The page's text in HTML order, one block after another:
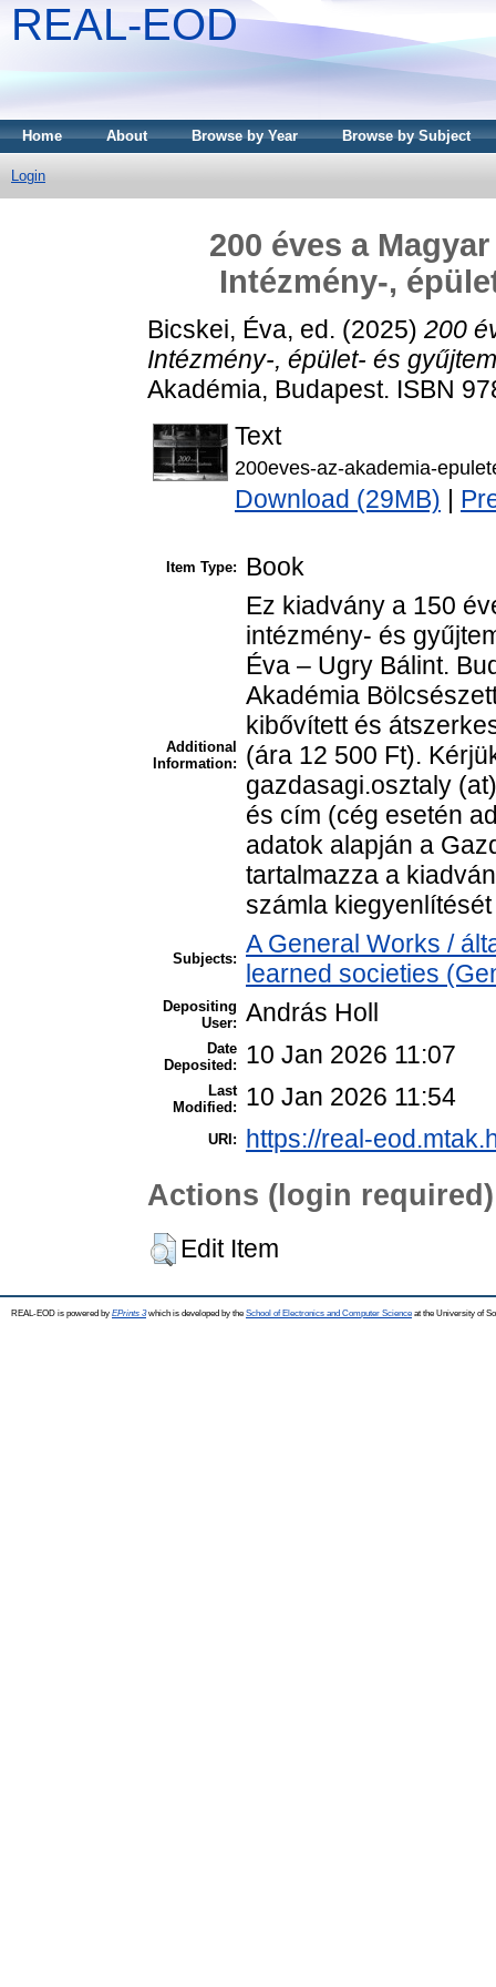
REAL-EOD
Home About Browse by Year Browse by Subject
Login
200 éves a
Intézmény-,
Bicskei, Éva, ed. (2025) 200
Intézmény-, épület- és
Akadémia, Budapest. ISBN
Text
200eves-az-akademia-
Download (29MB)
Item Type: Book
Additional
Information:
Ez kiadvány a 150
intézmény- és
Éva – Ugry Bálint.
Akadémia
kibővített és
(ára 12 500 Ft).
gazdasagi.osztaly
és cím (cég esetén
adatok alapján a
tartalmazza a
számla
Subjects:
A General Works /
learned societies
Depositing
User: András Holl
Date
Deposited:
10 Jan 2026 11:07
Last
Modified:
10 Jan 2026 11:54
URI: https://real-
Actions (login required)
Edit Item
REAL-EOD is powered by EPrints 3which is developed by the School of Electronics and Computer Science at the University of